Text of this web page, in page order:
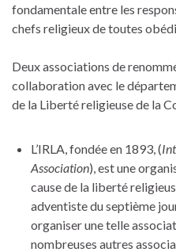
fondamentale entre les
chefs religieux de toutes
Deux associations de
collaboration avec le
de la Liberté religieuse de la
L’IRLA, fondée en 1893, (
Association), est une
cause de la liberté
adventiste du septième
organiser une telle
nombreuses autres